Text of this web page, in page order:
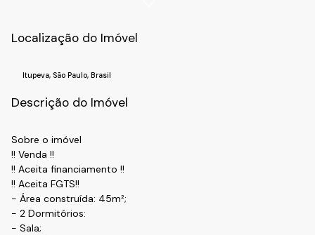
Localização do Imóvel
Itupeva, São Paulo,Brasil
Descrição do Imóvel
Sobre o imóvel
!! Venda !!
!! Aceita financiamento !!
!! Aceita FGTS!!
- Área construída: 45m²;
- 2 Dormitórios:
- Sala;